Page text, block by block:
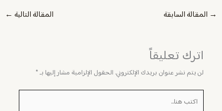
→ المقالة السابقة المقالة التالية ←
اترك تعليقاً
لن يتم نشر عنوان بريدك الإلكتروني. الحقول الإلزامية مشار إليها بـ*